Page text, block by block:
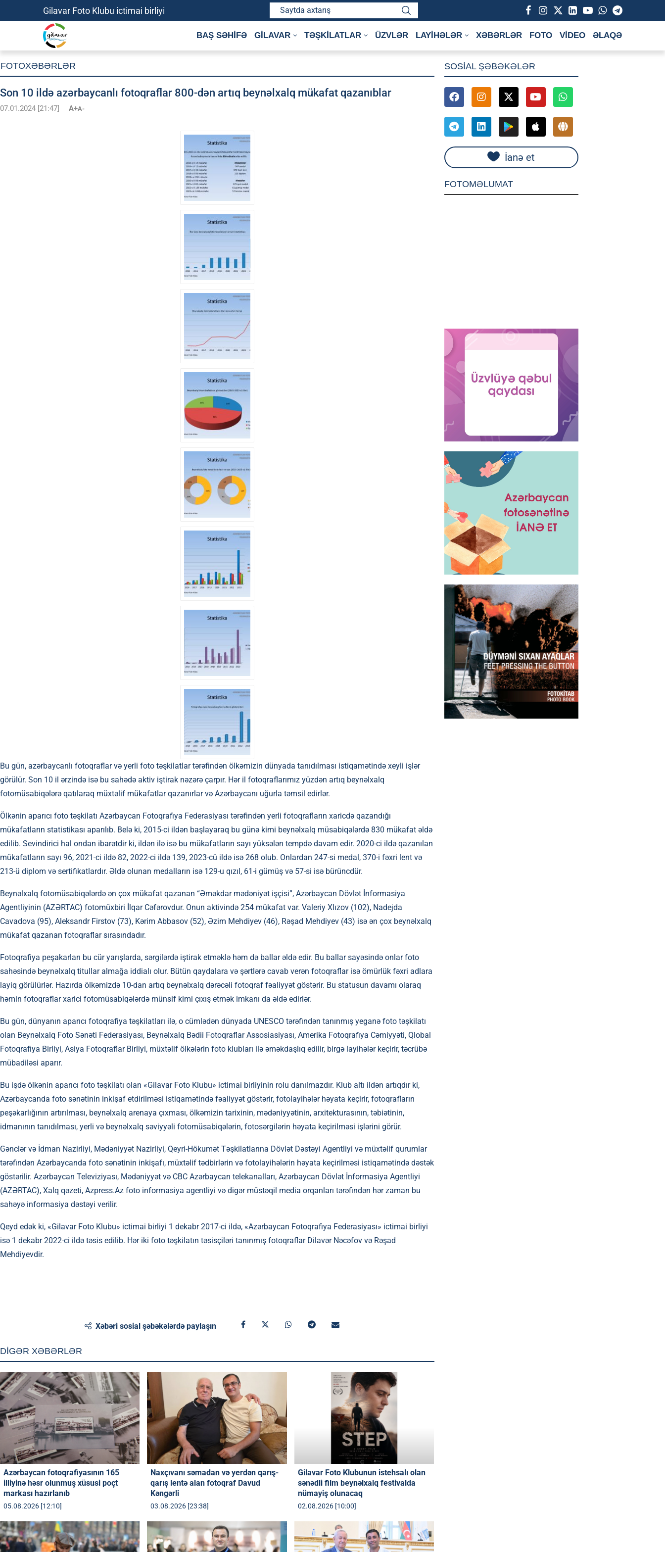
Gilavar Foto Klubu ictimai birliyi
BAŞ SƏHİFƏ GİLAVAR TƏŞKİLATLAR ÜZVLƏR LAYİHƏLƏR XƏBƏRLƏR FOTO VİDEO ƏLAQƏ
FOTOXƏBƏRLƏR
Son 10 ildə azərbaycanlı fotoqraflar 800-dən artıq beynəlxalq mükafat qazanıblar
07.01.2024 [21:47] A+A-
Bu gün, azərbaycanlı fotoqraflar və yerli foto təşkilatlar tərəfindən ölkəmizin dünyada tanıdılması istiqamətində xeyli işlər
görülür. Son 10 il ərzində isə bu sahədə aktiv iştirak nəzərə çarpır. Hər il fotoqraflarımız yüzdən artıq beynəlxalq
fotomüsabiqələrə qatılaraq müxtəlif mükafatlar qazanırlar və Azərbaycanı uğurla təmsil edirlər.
Ölkənin aparıcı foto təşkilatı Azərbaycan Fotoqrafiya Federasiyası tərəfindən yerli fotoqrafların xaricdə qazandığı
mükafatların statistikası aparılıb. Belə ki, 2015-ci ildən başlayaraq bu günə kimi beynəlxalq müsabiqələrdə 830 mükafat əldə
edilib. Sevindirici hal ondan ibarətdir ki, ildən ilə isə bu mükafatların sayı yüksələn tempdə davam edir. 2020-ci ildə qazanılan
mükafatların sayı 96, 2021-ci ildə 82, 2022-ci ildə 139, 2023-cü ildə isə 268 olub. Onlardan 247-si medal, 370-i fəxri lent və
213-ü diplom və sertifikatlardır. Əldə olunan medalların isə 129-u qızıl, 61-i gümüş və 57-si isə bürüncdür.
Beynəlxalq fotomüsabiqələrdə ən çox mükafat qazanan “Əməkdar mədəniyət işçisi”, Azərbaycan Dövlət İnformasiya
Agentliyinin (AZƏRTAC) fotomüxbiri İlqar Cəfərovdur. Onun aktivində 254 mükafat var. Valeriy Xlızov (102), Nadejda
Cavadova (95), Aleksandr Firstov (73), Kərim Abbasov (52), Əzim Mehdiyev (46), Rəşad Mehdiyev (43) isə ən çox beynəlxalq
mükafat qazanan fotoqraflar sırasındadır.
Fotoqrafiya peşakarları bu cür yarışlarda, sərgilərdə iştirak etməklə həm də ballar əldə edir. Bu ballar sayəsində onlar foto
sahəsində beynəlxalq titullar almağa iddialı olur. Bütün qaydalara və şərtlərə cavab verən fotoqraflar isə ömürlük fəxri adlara
layiq görülürlər. Hazırda ölkəmizdə 10-dan artıq beynəlxalq dərəcəli fotoqraf fəaliyyət göstərir. Bu statusun davamı olaraq
həmin fotoqraflar xarici fotomüsabiqələrdə münsif kimi çıxış etmək imkanı da əldə edirlər.
Bu gün, dünyanın aparıcı fotoqrafiya təşkilatları ilə, o cümlədən dünyada UNESCO tərəfindən tanınmış yeganə foto təşkilatı
olan Beynəlxalq Foto Sənəti Federasiyası, Beynəlxalq Bədii Fotoqraflar Assosiasiyası, Amerika Fotoqrafiya Cəmiyyəti, Qlobal
Fotoqrafiya Birliyi, Asiya Fotoqraflar Birliyi, müxtəlif ölkələrin foto klubları ilə əməkdaşlıq edilir, birgə layihələr keçirir, təcrübə
mübadiləsi aparır.
Bu işdə ölkənin aparıcı foto təşkilatı olan «Gilavar Foto Klubu» ictimai birliyinin rolu danılmazdır. Klub altı ildən artıqdır ki,
Azərbaycanda foto sənətinin inkişaf etdirilməsi istiqamətində fəaliyyət göstərir, fotolayihələr həyata keçirir, fotoqrafların
peşəkarlığının artırılması, beynəlxalq arenaya çıxması, ölkəmizin tarixinin, mədəniyyətinin, arxitekturasının, təbiətinin,
idmanının tanıdılması, yerli və beynəlxalq səviyyəli fotomüsabiqələrin, fotosərgilərin həyata keçirilməsi işlərini görür.
Gənclər və İdman Nazirliyi, Mədəniyyət Nazirliyi, Qeyri-Hökumət Təşkilatlarına Dövlət Dəstəyi Agentliyi və müxtəlif qurumlar
tərəfindən Azərbaycanda foto sənətinin inkişafı, müxtəlif tədbirlərin və fotolayihələrin həyata keçirilməsi istiqamətində dəstək
göstərilir. Azərbaycan Televiziyası, Mədəniyyət və CBC Azərbaycan telekanalları, Azərbaycan Dövlət İnformasiya Agentliyi
(AZƏRTAC), Xalq qəzeti, Azpress.Az foto informasiya agentliyi və digər müstəqil media orqanları tərəfindən hər zaman bu
sahəyə informasiya dəstəyi verilir.
Qeyd edək ki, «Gilavar Foto Klubu» ictimai birliyi 1 dekabr 2017-ci ildə, «Azərbaycan Fotoqrafiya Federasiyası» ictimai birliyi
isə 1 dekabr 2022-ci ildə təsis edilib. Hər iki foto təşkilatın təsisçiləri tanınmış fotoqraflar Dilavər Nəcəfov və Rəşad
Mehdiyevdir.
Xəbəri sosial şəbəkələrdə paylaşın
DİGƏR XƏBƏRLƏR
Azərbaycan fotoqrafiyasının 165
illiyinə həsr olunmuş xüsusi poçt
markası hazırlanıb
05.08.2026 [12:10]
Naxçıvanı səmadan və yerdən qarış-
qarış lentə alan fotoqraf Davud
Kəngərli
03.08.2026 [23:38]
Gilavar Foto Klubunun istehsalı olan
sənədli film beynəlxalq festivalda
nümayiş olunacaq
02.08.2026 [10:00]
SOSİAL ŞƏBƏKƏLƏR
İanə et
FOTOMƏLUMAT